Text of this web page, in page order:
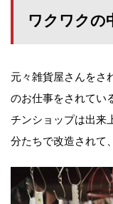
ワクワクの
元々雑貨屋さんをさ
のお仕事をされてい
チンショップは出来
分たちで改造されて